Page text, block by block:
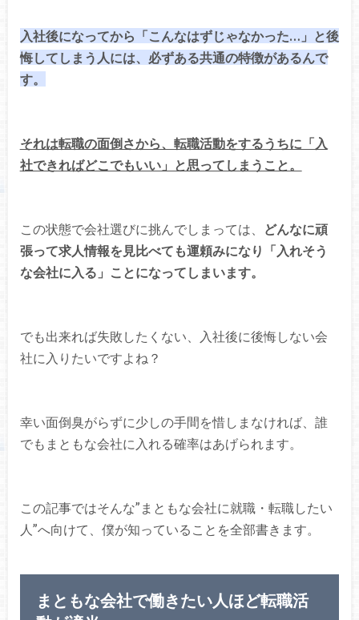
入社後になってから「こんなはずじゃなかった…」と後
悔してしまう人には、必ずある共通の特徴があるんで
す。
それは転職の面倒さから、転職活動をするうちに「入
社できればどこでもいい」と思ってしまうこと。
この状態で会社選びに挑んでしまっては、
どんなに頑
張って求人情報を見比べても運頼みになり「入れそう
な会社に入る」ことになってしまいます。
でも出来れば失敗したくない、入社後に後悔しない会
社に入りたいですよね？
幸い面倒臭がらずに少しの手間を惜しまなければ、誰
でもまともな会社に入れる確率はあげられます。
この記事ではそんな”まともな会社に就職・転職したい
人”へ向けて、僕が知っていることを全部書きます。
まともな会社で働きたい人ほど転職活